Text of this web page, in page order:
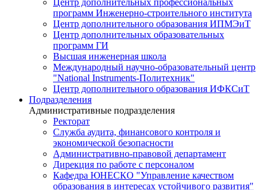
программ Инженерно-строительного института
Центр дополнительного образования ИПМЭиТ
Центр дополнительных образовательных
программ ГИ
Высшая инженерная школа
Международный научно-образовательный центр
"National Instruments-Политехник"
Центр дополнительного образования ИФКСиТ
Подразделения
Административные подразделения
Ректорат
Служба аудита, финансового контроля и
экономической безопасности
Административно-правовой департамент
Дирекция по работе с персоналом
Кафедра ЮНЕСКО "Управление качеством
образования в интересах устойчивого развития"